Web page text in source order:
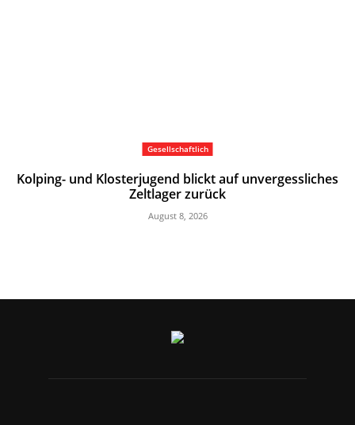
Gesellschaftlich
Kolping- und Klosterjugend blickt auf unvergessliches
Zeltlager zurück
August 8, 2026